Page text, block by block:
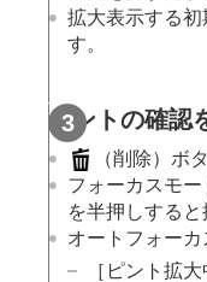
フォー
フ
登
フ
フ
拡大表示する初
す。
ピントの確認
（削除）ボ
フォーカスモー
を半押しすると
オートフォーカ
［ピント拡大